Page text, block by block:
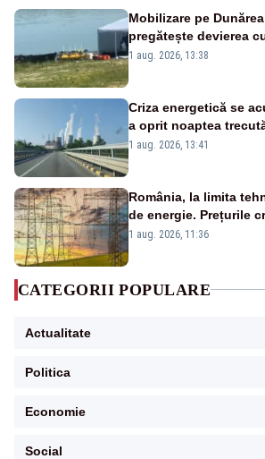
Mobilizare pe
pregătește devierea
către Cernavodă –
1 aug. 2026, 13:38
Criza energetică se
a oprit noaptea
de la Rovinari
1 aug. 2026, 13:41
România, la limita
de energie. Prețurile
Analiză Realitatea Plus
1 aug. 2026, 11:36
CATEGORII POPULARE
Actualitate
Politica
Economie
Social